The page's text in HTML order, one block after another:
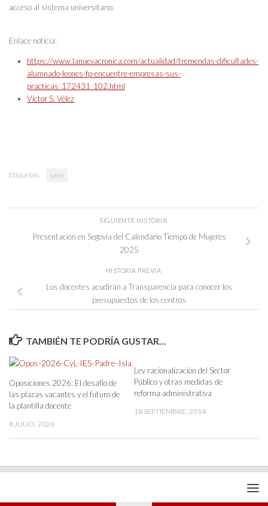
acceso al sistema universitario.
Enlace noticia:
https://www.lanuevacronica.com/actualidad/tremendas-dificultades-
alumnado-leones-fp-encuentre-empresas-sus-
practicas_172431_102.html
Víctor S. Vélez
Etiquetas: León
SIGUIENTE HISTORIA
Presentación en Segovia del Calendario Tiempo de Mujeres
2025
HISTORIA PREVIA
Los docentes acudirán a Transparencia para conocer los
presupuestos de los centros
TAMBIÉN TE PODRÍA GUSTAR...
Oposiciones 2026: El desafío de
las plazas vacantes y el futuro de
la plantilla docente
8 JULIO, 2026
Ley racionalización del Sector
Público y otras medidas de
reforma administrativa
18 SEPTIEMBRE, 2014